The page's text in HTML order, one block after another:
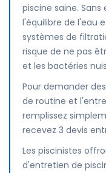
piscine saine.
l'équilibre de l'eau
systèmes de
risque de ne pas
et les bactéries
Pour demander
de routine et
remplissez
recevez 3 devis
Les piscinistes
d'entretien de